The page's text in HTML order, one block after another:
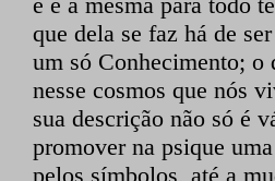
que dela se faz há de
um só Conhecimento; o
nesse cosmos que nós
sua descrição não só é
promover na psique
pelos símbolos, até a